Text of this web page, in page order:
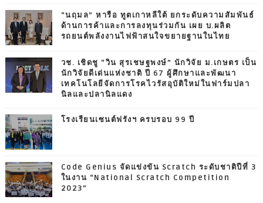
“นฤมล” หารือ ทูตเกาหลีใต้ ยกระดับความสัมพันธ์
ด้านการค้าและการลงทุนร่วมกัน เผย บ.ผลิต
รถยนต์พลังงานไฟฟ้าสนใจขยายฐานในไทย
วช. เชิดชู “วิน สุรเชษฐพงษ์” นักวิจัย ม.เกษตร เป็น
นักวิจัยดีเด่นแห่งชาติ ปี 67 ผู้ศึกษาและพัฒนา
เทคโนโลยีจัดการโรคไวรัสอุบัติใหม่ในฟาร์มปลา
นิลและปลานิลแดง
โรงเรียนเซนต์ฟรังฯ ครบรอบ 99 ปี
Code Genius จัดแข่งขัน Scratch ระดับชาติปีที่ 3
ในงาน “National Scratch Competition
2023”